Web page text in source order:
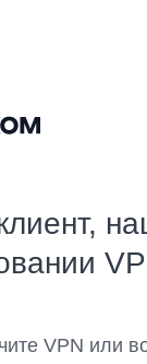
VPN или